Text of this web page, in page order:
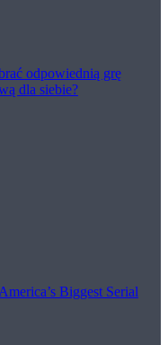
odpowiednią grę
dla siebie?
Biggest Serial